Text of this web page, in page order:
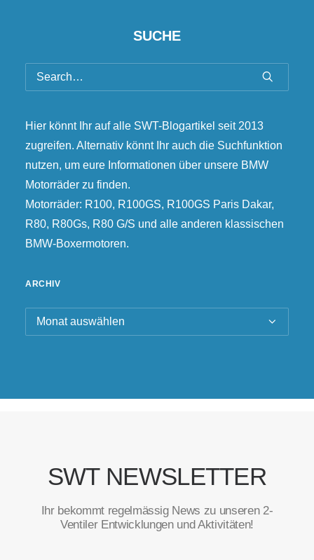
SUCHE
Hier könnt Ihr auf alle SWT-Blogartikel seit 2013
zugreifen. Alternativ könnt Ihr auch die Suchfunktion
nutzen, um eure Informationen über unsere BMW
Motorräder zu finden.
Motorräder: R100, R100GS, R100GS Paris Dakar,
R80, R80Gs, R80 G/S und alle anderen klassischen
BMW-Boxermotoren.
ARCHIV
Archiv
SWT NEWSLETTER
Ihr bekommt regelmässig News zu unseren 2-
Ventiler Entwicklungen und Aktivitäten!